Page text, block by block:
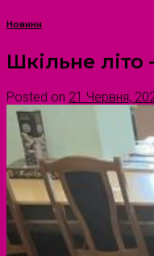
Новини
Шкільне літо
Posted on 21 Червня,